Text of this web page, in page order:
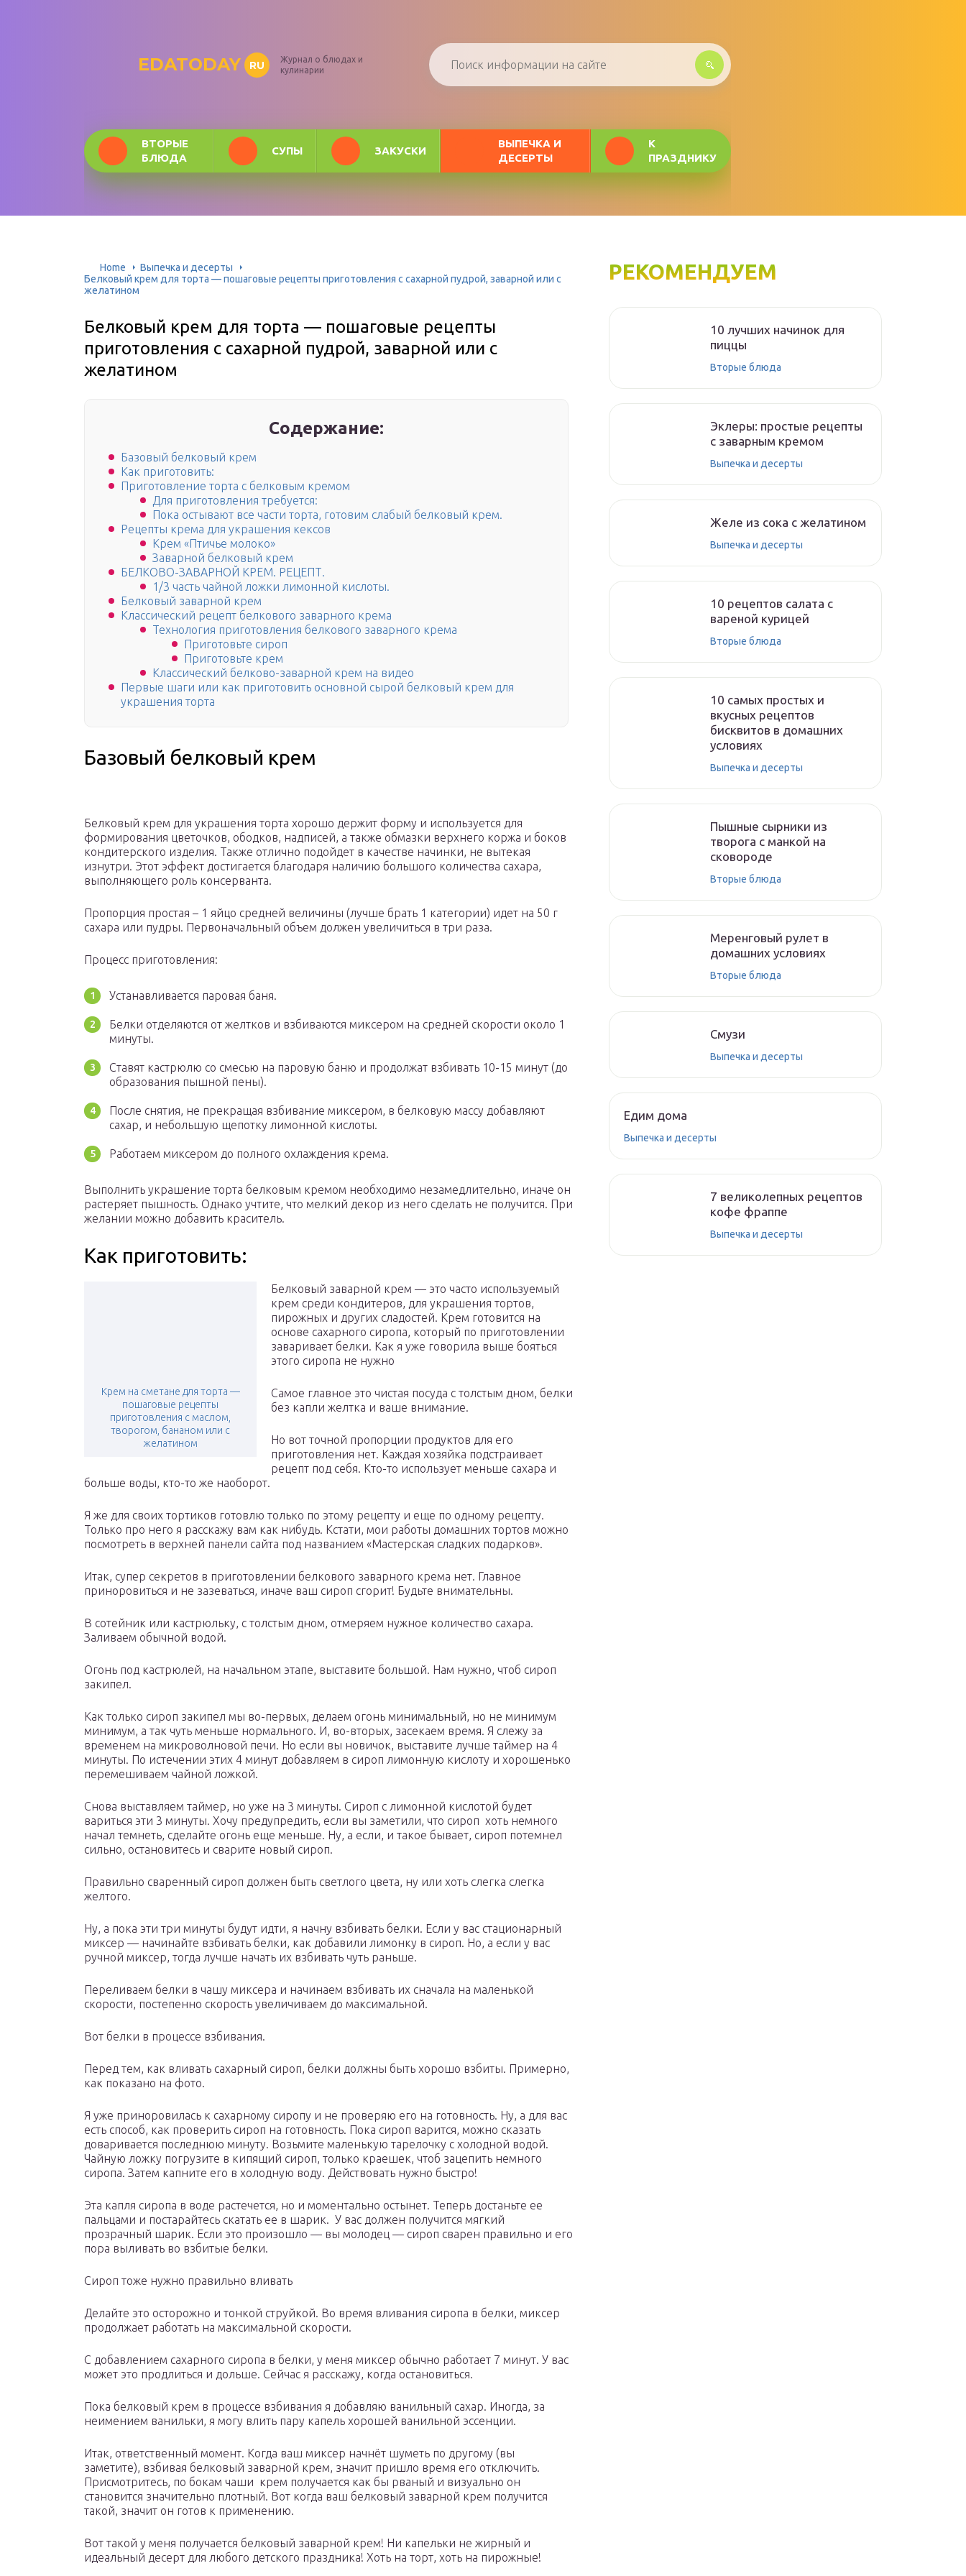
EDATODAY RU
Журнал о блюдах и
кулинарии
ВТОРЫЕ
БЛЮДА
СУПЫ ЗАКУСКИ
ВЫПЕЧКА И
ДЕСЕРТЫ
К
ПРАЗДНИКУ
Home
Выпечка и десерты
Белковый крем для торта — пошаговые рецепты приготовления с сахарной пудрой, заварной или с
желатином
Белковый крем для торта — пошаговые рецепты
приготовления с сахарной пудрой, заварной или с
желатином
Содержание:
Базовый белковый крем
Как приготовить:
Приготовление торта с белковым кремом
Для приготовления требуется:
Пока остывают все части торта, готовим слабый белковый крем.
Рецепты крема для украшения кексов
Крем «Птичье молоко»
Заварной белковый крем
БЕЛКОВО-ЗАВАРНОЙ КРЕМ. РЕЦЕПТ.
1/3 часть чайной ложки лимонной кислоты.
Белковый заварной крем
Классический рецепт белкового заварного крема
Технология приготовления белкового заварного крема
Приготовьте сироп
Приготовьте крем
Классический белково-заварной крем на видео
Первые шаги или как приготовить основной сырой белковый крем для
украшения торта
Базовый белковый крем
Белковый крем для украшения торта хорошо держит форму и используется для
формирования цветочков, ободков, надписей, а также обмазки верхнего коржа и боков
кондитерского изделия. Также отлично подойдет в качестве начинки, не вытекая
изнутри. Этот эффект достигается благодаря наличию большого количества сахара,
выполняющего роль консерванта.
Пропорция простая – 1 яйцо средней величины (лучше брать 1 категории) идет на 50 г
сахара или пудры. Первоначальный объем должен увеличиться в три раза.
Процесс приготовления:
Устанавливается паровая баня.
Белки отделяются от желтков и взбиваются миксером на средней скорости около 1
минуты.
Ставят кастрюлю со смесью на паровую баню и продолжат взбивать 10-15 минут (до
образования пышной пены).
После снятия, не прекращая взбивание миксером, в белковую массу добавляют
сахар, и небольшую щепотку лимонной кислоты.
Работаем миксером до полного охлаждения крема.
Выполнить украшение торта белковым кремом необходимо незамедлительно, иначе он
растеряет пышность. Однако учтите, что мелкий декор из него сделать не получится. При
желании можно добавить краситель.
Как приготовить:
Крем на сметане для торта —
пошаговые рецепты
приготовления с маслом,
творогом, бананом или с
желатином
Белковый заварной крем — это часто используемый
крем среди кондитеров, для украшения тортов,
пирожных и других сладостей. Крем готовится на
основе сахарного сиропа, который по приготовлении
заваривает белки. Как я уже говорила выше бояться
этого сиропа не нужно
Самое главное это чистая посуда с толстым дном, белки
без капли желтка и ваше внимание.
Но вот точной пропорции продуктов для его
приготовления нет. Каждая хозяйка подстраивает
рецепт под себя. Кто-то использует меньше сахара и
больше воды, кто-то же наоборот.
Я же для своих тортиков готовлю только по этому рецепту и еще по одному рецепту.
Только про него я расскажу вам как нибудь. Кстати, мои работы домашних тортов можно
посмотреть в верхней панели сайта под названием «Мастерская сладких подарков».
Итак, супер секретов в приготовлении белкового заварного крема нет. Главное
приноровиться и не зазеваться, иначе ваш сироп сгорит! Будьте внимательны.
В сотейник или кастрюльку, с толстым дном, отмеряем нужное количество сахара.
Заливаем обычной водой.
Огонь под кастрюлей, на начальном этапе, выставите большой. Нам нужно, чтоб сироп
закипел.
Как только сироп закипел мы во-первых, делаем огонь минимальный, но не минимум
минимум, а так чуть меньше нормального. И, во-вторых, засекаем время. Я слежу за
временем на микроволновой печи. Но если вы новичок, выставите лучше таймер на 4
минуты. По истечении этих 4 минут добавляем в сироп лимонную кислоту и хорошенько
перемешиваем чайной ложкой.
Снова выставляем таймер, но уже на 3 минуты. Сироп с лимонной кислотой будет
вариться эти 3 минуты. Хочу предупредить, если вы заметили, что сироп хоть немного
начал темнеть, сделайте огонь еще меньше. Ну, а если, и такое бывает, сироп потемнел
сильно, остановитесь и сварите новый сироп.
Правильно сваренный сироп должен быть светлого цвета, ну или хоть слегка слегка
желтого.
Ну, а пока эти три минуты будут идти, я начну взбивать белки. Если у вас стационарный
миксер — начинайте взбивать белки, как добавили лимонку в сироп. Но, а если у вас
ручной миксер, тогда лучше начать их взбивать чуть раньше.
Переливаем белки в чашу миксера и начинаем взбивать их сначала на маленькой
скорости, постепенно скорость увеличиваем до максимальной.
Вот белки в процессе взбивания.
Перед тем, как вливать сахарный сироп, белки должны быть хорошо взбиты. Примерно,
как показано на фото.
Я уже приноровилась к сахарному сиропу и не проверяю его на готовность. Ну, а для вас
есть способ, как проверить сироп на готовность. Пока сироп варится, можно сказать
доваривается последнюю минуту. Возьмите маленькую тарелочку с холодной водой.
Чайную ложку погрузите в кипящий сироп, только краешек, чтоб зацепить немного
сиропа. Затем капните его в холодную воду. Действовать нужно быстро!
Эта капля сиропа в воде растечется, но и моментально остынет. Теперь достаньте ее
пальцами и постарайтесь скатать ее в шарик. У вас должен получится мягкий
прозрачный шарик. Если это произошло — вы молодец — сироп сварен правильно и его
пора выливать во взбитые белки.
Сироп тоже нужно правильно вливать
Делайте это осторожно и тонкой струйкой. Во время вливания сиропа в белки, миксер
продолжает работать на максимальной скорости.
С добавлением сахарного сиропа в белки, у меня миксер обычно работает 7 минут. У вас
может это продлиться и дольше. Сейчас я расскажу, когда остановиться.
Пока белковый крем в процессе взбивания я добавляю ванильный сахар. Иногда, за
неимением ванильки, я могу влить пару капель хорошей ванильной эссенции.
Итак, ответственный момент. Когда ваш миксер начнёт шуметь по другому (вы
заметите), взбивая белковый заварной крем, значит пришло время его отключить.
Присмотритесь, по бокам чаши крем получается как бы рваный и визуально он
становится значительно плотный. Вот когда ваш белковый заварной крем получится
такой, значит он готов к применению.
Вот такой у меня получается белковый заварной крем! Ни капельки не жирный и
идеальный десерт для любого детского праздника! Хоть на торт, хоть на пирожные!
РЕКОМЕНДУЕМ
10 лучших начинок для
пиццы
Вторые блюда
Эклеры: простые рецепты
с заварным кремом
Выпечка и десерты
Желе из сока с желатином
Выпечка и десерты
10 рецептов салата с
вареной курицей
Вторые блюда
10 самых простых и
вкусных рецептов
бисквитов в домашних
условиях
Выпечка и десерты
Пышные сырники из
творога с манкой на
сковороде
Вторые блюда
Меренговый рулет в
домашних условиях
Вторые блюда
Смузи
Выпечка и десерты
Едим дома
Выпечка и десерты
7 великолепных рецептов
кофе фраппе
Выпечка и десерты